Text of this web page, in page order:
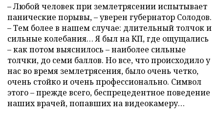
– Любой человек при землетрясении испытывает
панические порывы, – уверен губернатор Солодов.
– Тем более в нашем случае: длительный толчок и
сильные колебания… Я был на КП, где ощущались
– как потом выяснилось – наиболее сильные
толчки, до семи баллов. Но все, что происходило у
нас во время землетрясения, было очень четко,
очень стойко и очень профессионально. Символ
этого – прежде всего, беспрецедентное поведение
наших врачей, попавших на видеокамеру…